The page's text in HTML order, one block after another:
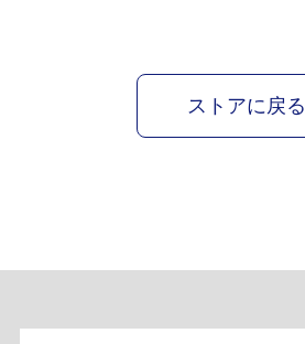
ストアに戻る